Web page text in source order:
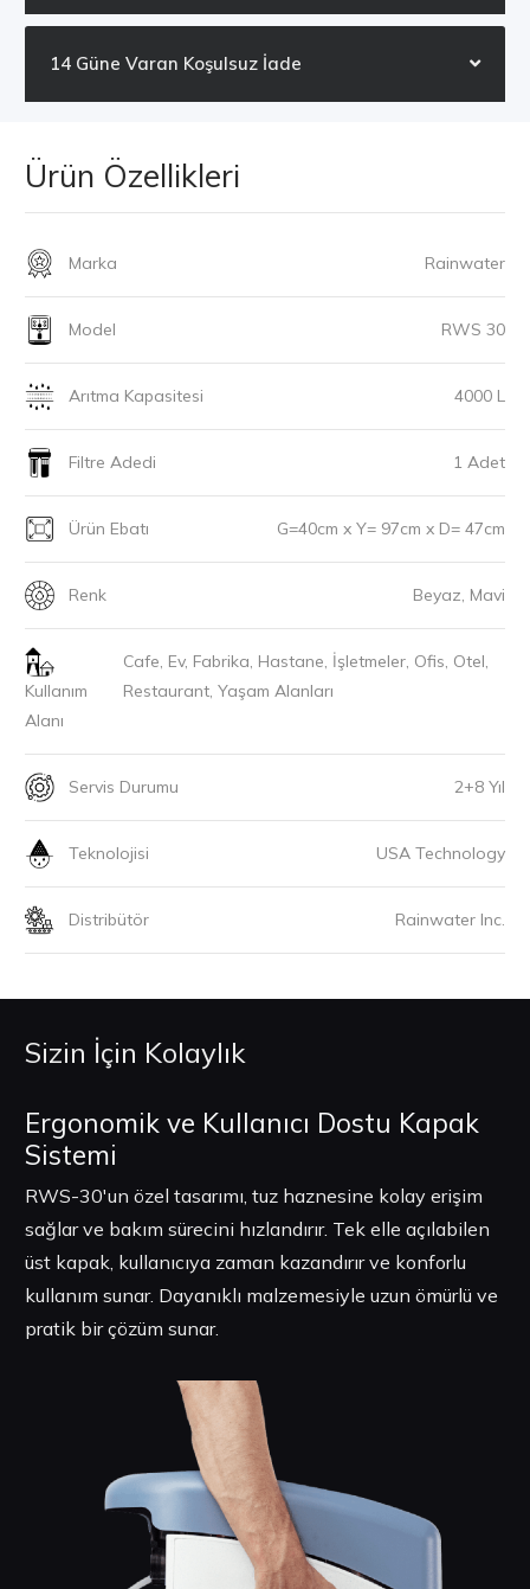
14 Güne Varan Koşulsuz İade
Ürün Özellikleri
Marka Rainwater
Model RWS 30
Arıtma Kapasitesi 4000 L
Filtre Adedi 1 Adet
Ürün Ebatı G=40cm x Y= 97cm x D= 47cm
Renk Beyaz, Mavi
Kullanım
Alanı
Cafe, Ev, Fabrika, Hastane, İşletmeler, Ofis, Otel,
Restaurant, Yaşam Alanları
Servis Durumu 2+8 Yıl
Teknolojisi USA Technology
Distribütör Rainwater Inc.
Sizin İçin Kolaylık
Ergonomik ve Kullanıcı Dostu Kapak
Sistemi
RWS-30'un özel tasarımı, tuz haznesine kolay erişim
sağlar ve bakım sürecini hızlandırır. Tek elle açılabilen
üst kapak, kullanıcıya zaman kazandırır ve konforlu
kullanım sunar. Dayanıklı malzemesiyle uzun ömürlü ve
pratik bir çözüm sunar.